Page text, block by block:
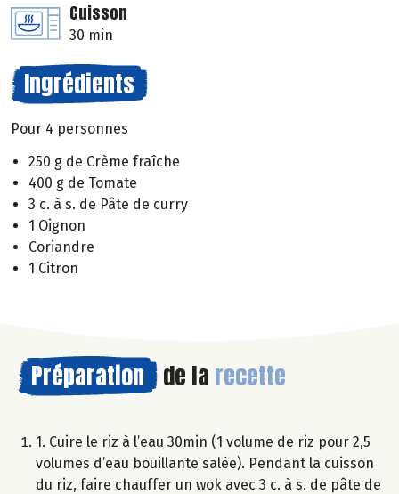
Cuisson
30 min
Ingrédients
Pour 4 personnes
250 g de Crème fraîche
400 g de Tomate
3 c. à s. de Pâte de curry
1 Oignon
Coriandre
1 Citron
Préparation de la recette
1. Cuire le riz à l’eau 30min (1 volume de riz pour 2,5
volumes d’eau bouillante salée). Pendant la cuisson
du riz, faire chauffer un wok avec 3 c. à s. de pâte de